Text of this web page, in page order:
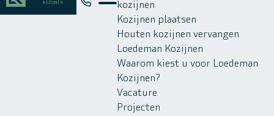
kozijnen
Kozijnen plaatsen
Houten kozijnen vervangen
Loedeman Kozijnen
Waarom kiest u voor Loedeman
Kozijnen?
Vacature
Projecten